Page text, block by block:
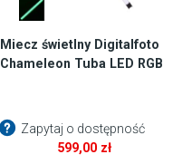
Miecz świetlny Digitalfoto
Chameleon Tuba LED RGB
Zapytaj o dostępność
599,00 zł